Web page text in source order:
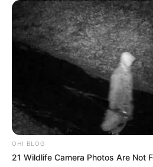
Qui sont les Principaux
Tiercé vérité ?
Vous trouverez ci-dessous la liste
du Turf chez qui vous pourrez
sécurité. Pour la plupart de ces
OHI BLOG
21 Wildlife Camera Photos Are Not